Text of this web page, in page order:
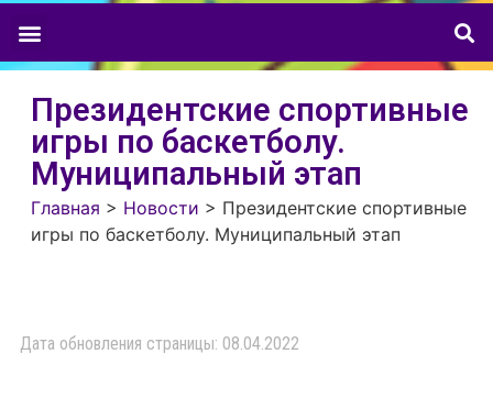
Президентские спортивные
игры по баскетболу.
Муниципальный этап
Главная > Новости > Президентские спортивные
игры по баскетболу. Муниципальный этап
Дата обновления страницы: 08.04.2022